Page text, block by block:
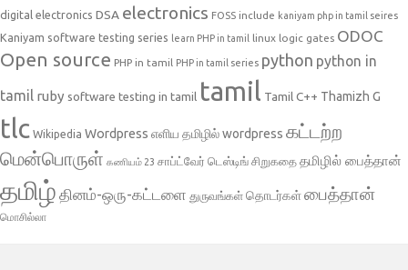
digital electronics DSA electronics FOSS include kaniyam php in tamil seires
Kaniyam software testing series learn PHP in tamil linux logic gates ODOC
Open source PHP in tamil PHP in tamil series python python in
tamil ruby software testing in tamil tamil Tamil C++ Thamizh G
tlc Wikipedia Wordpress எளிய தமிழில் wordpress கட்டற்ற
மென்பொருள் கணியம் 23 சாப்ட்வேர் டெஸ்டிங் சிறுகதை தமிழில் பைத்தான்
தமிழ் தினம்-ஒரு-கட்டளை துருவங்கள் தொடர்கள்பைத்தான்
மொசில்லா